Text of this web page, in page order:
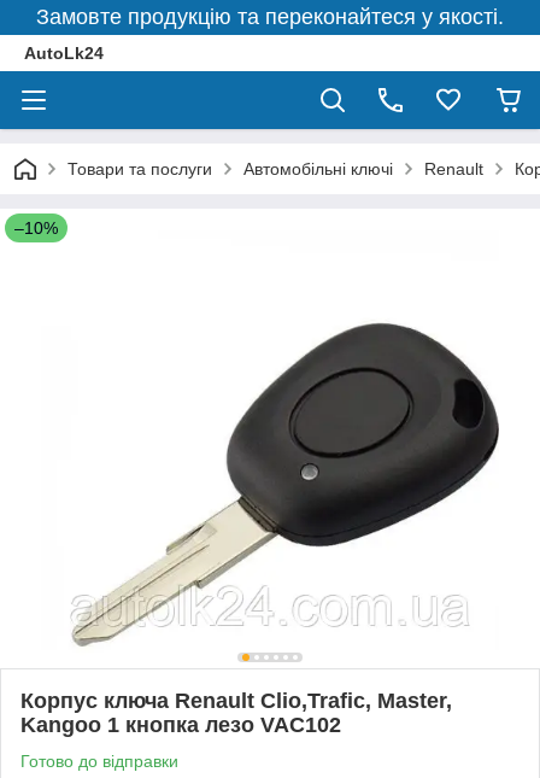
Замовте продукцію та переконайтеся у якості.
AutoLk24
Товари та послуги Автомобільні ключі Renault
–10%
Корпус ключа Renault Clio,Trafic, Master,
Kangoo 1 кнопка лезо VAC102
Готово до відправки